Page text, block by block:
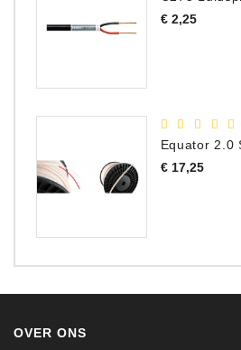
€ 2,25Prijs
€ 17,25Prijs
OVER ONS